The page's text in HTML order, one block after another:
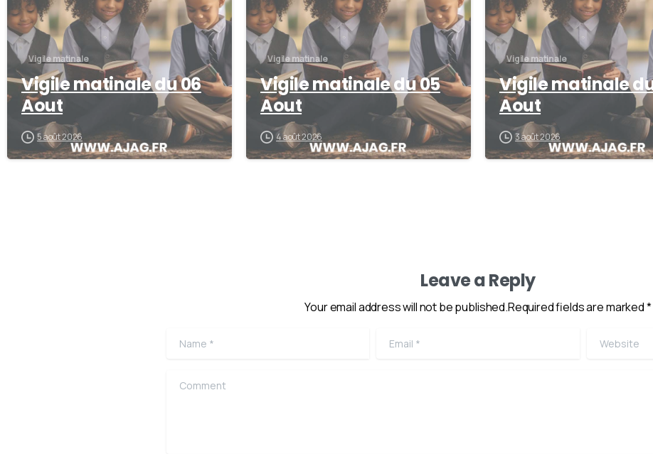
Vigile matinale
Vigile matinale du 06
Aout
5 août 2026
Vigile matinale
Vigile matinale du 05
Aout
4 août 2026
Vigile matinale
Vigile matinale
Aout
3 août 2026
Leave a Reply
Your email address will not be published.Required fields are marked *
Name
Email Website
Comment